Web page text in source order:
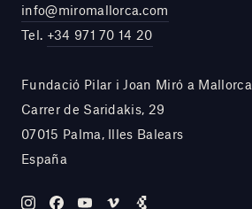
info@miromallorca.com
Tel. +34 971 70 14 20
Fundació Pilar i Joan Miró a Mallorca
Carrer de Saridakis, 29
07015 Palma, Illes Balears
España